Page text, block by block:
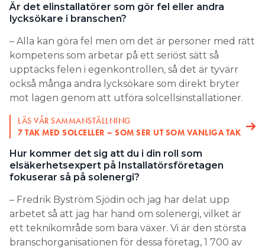
Är det elinstallatörer som gör fel eller andra
lycksökare i branschen?
– Alla kan göra fel men om det är personer med rätt
kompetens som arbetar på ett seriöst sätt så
upptäcks felen i egenkontrollen, så det är tyvärr
också många andra lycksökare som direkt bryter
mot lagen genom att utföra solcellsinstallationer.
LÄS VÅR SAMMANSTÄLLNING
7 TAK MED SOLCELLER – SOM SER UT SOM VANLIGA TAK
Hur kommer det sig att du i din roll som
elsäkerhetsexpert på Installatörsföretagen
fokuserar så på solenergi?
– Fredrik Byström Sjödin och jag har delat upp
arbetet så att jag har hand om solenergi, vilket är
ett teknikområde som bara växer. Vi är den största
branschorganisationen för dessa företag, 1 700 av